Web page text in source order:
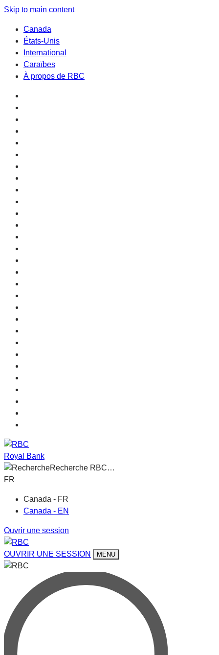
Skip to main content
Canada
États-Unis
International
Caraïbes
À propos de RBC
Royal Bank
Recherche RBC…
FR
Canada - FR
Canada - EN
Ouvrir une session
OUVRIR UNE SESSION MENU